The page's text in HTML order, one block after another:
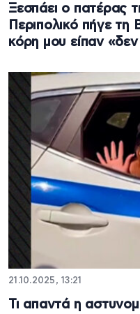
Ξεσπάει ο πατέρας
Περιπολικό πήγε
κόρη μου είπαν «δεν
21.10.2025, 13:21
Τι απαντά η